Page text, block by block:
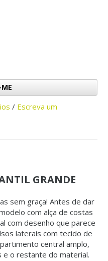
/ Escreva um
GRANDE
sem graça! Antes de dar
com alça de costas
com desenho que parece
laterais com tecido de
central amplo,
e o restante do material.